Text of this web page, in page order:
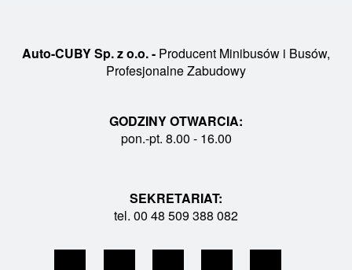
Auto-CUBY Sp. z o.o. - Producent Minibusów i Busów,
Profesjonalne Zabudowy
GODZINY OTWARCIA:
pon.-pt. 8.00 - 16.00
SEKRETARIAT:
tel. 00 48 509 388 082